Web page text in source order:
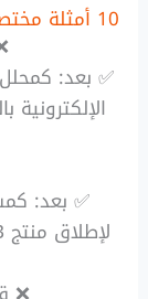
10 أمثلة مختصرة: قبل وبعد